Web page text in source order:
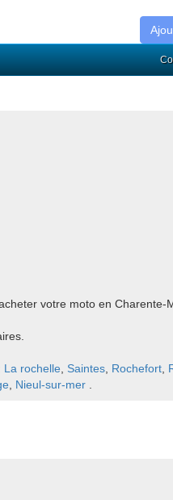
votre moto en Charente-
La rochelle Saintes Rochefort
Nieul-sur-mer